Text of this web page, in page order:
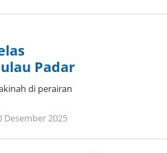
Padar
di perairan
Desember 2025
Umbu